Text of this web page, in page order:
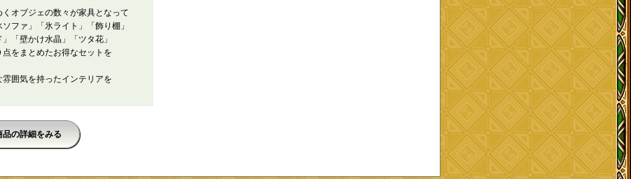
オブジェの数々が家具となって
ファ」「氷ライト」「飾り棚」
「壁かけ水晶」「ツタ花」
点をまとめたお得なセットを
囲気を持ったインテリアを
品の詳細をみる